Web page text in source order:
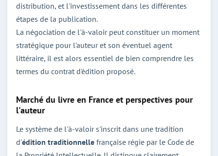
distribution, et l'investissement dans les différentes
étapes de la publication.
La négociation de l'à-valoir peut constituer un moment
stratégique pour l'auteur et son éventuel agent
littéraire, il est alors essentiel de bien comprendre les
termes du contrat d'édition proposé.
Marché du livre en France et perspectives pour
l'auteur
Le système de l'à-valoir s'inscrit dans une tradition
d'édition traditionnelle française régie par le Code de